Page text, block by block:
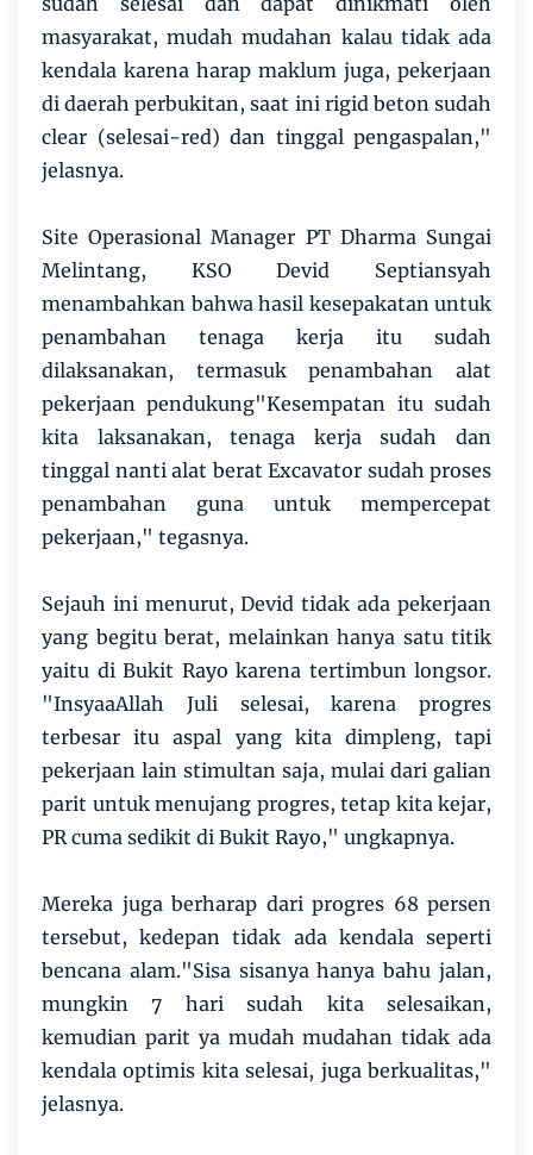
masyarakat, mudah mudahan kalau tidak ada
kendala karena harap maklum juga, pekerjaan
di daerah perbukitan, saat ini rigid beton sudah
clear (selesai-red) dan tinggal pengaspalan,"
jelasnya.
Site Operasional Manager PT Dharma Sungai
Melintang, KSO Devid Septiansyah
menambahkan bahwa hasil kesepakatan untuk
penambahan tenaga kerja itu sudah
dilaksanakan, termasuk penambahan alat
pekerjaan pendukung"Kesempatan itu sudah
kita laksanakan, tenaga kerja sudah dan
tinggal nanti alat berat Excavator sudah proses
penambahan guna untuk mempercepat
pekerjaan," tegasnya.
Sejauh ini menurut, Devid tidak ada pekerjaan
yang begitu berat, melainkan hanya satu titik
yaitu di Bukit Rayo karena tertimbun longsor.
"InsyaaAllah Juli selesai, karena progres
terbesar itu aspal yang kita dimpleng, tapi
pekerjaan lain stimultan saja, mulai dari galian
parit untuk menujang progres, tetap kita kejar,
PR cuma sedikit di Bukit Rayo," ungkapnya.
Mereka juga berharap dari progres 68 persen
tersebut, kedepan tidak ada kendala seperti
bencana alam."Sisa sisanya hanya bahu jalan,
mungkin 7 hari sudah kita selesaikan,
kemudian parit ya mudah mudahan tidak ada
kendala optimis kita selesai, juga berkualitas,"
jelasnya.